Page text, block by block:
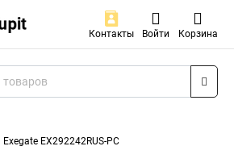
Контакты Войти Корзина
Exegate EX292242RUS-PC